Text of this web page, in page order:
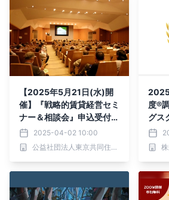
【2025年5月21日(水)開
催】『戦略的賃貸経営セミ
ナー＆相談会』申込受付開
始
2025-04-02 10:00
公益社団法人東京共同住宅協会
度®
グス
第１